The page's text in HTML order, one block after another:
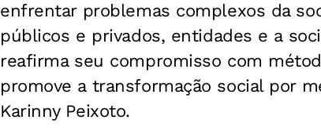
enfrentar problemas complexos da
públicos e privados, entidades e a
reafirma seu compromisso com
promove a transformação social por
Karinny Peixoto.